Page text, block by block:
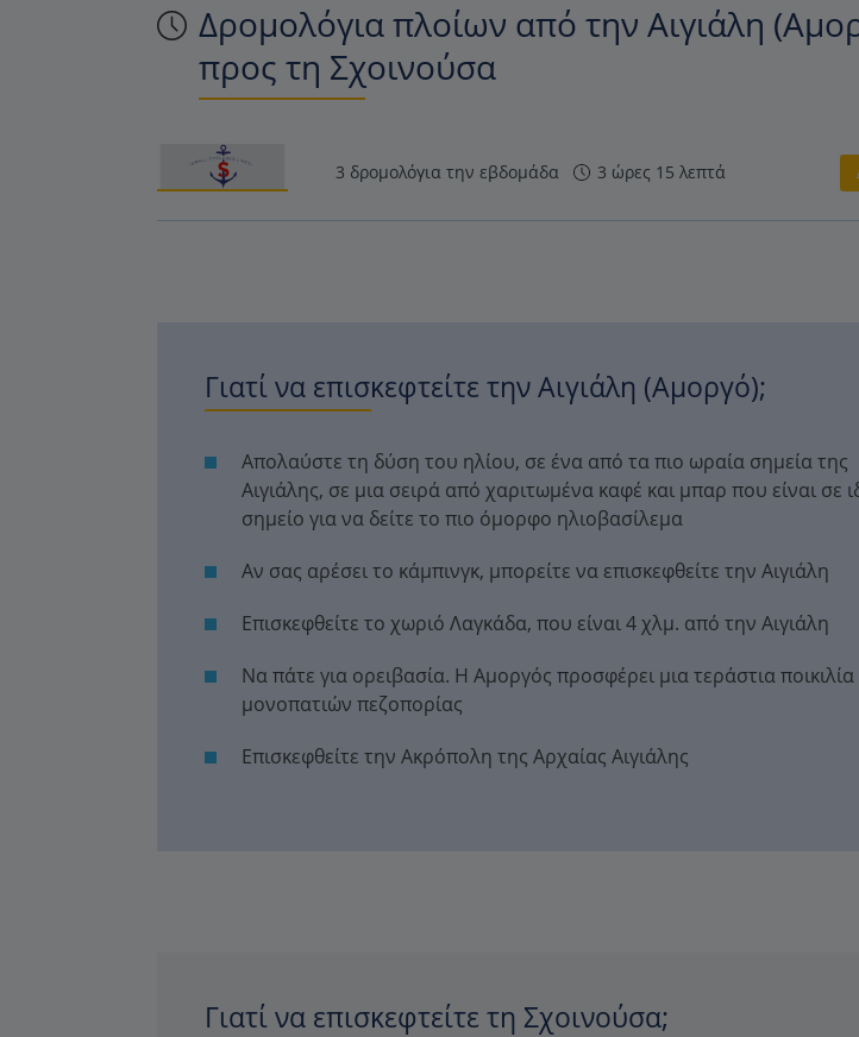
Δρομολόγια πλοίων από την Αιγιάλη
προς τη Σχοινούσα
3 δρομολόγια την εβδομάδα 3 ώρες 15 λεπτά
Γιατί να επισκεφτείτε την Αιγιάλη (Αμοργό);
Απολαύστε τη δύση του ηλίου, σε ένα από τα πιο ωραία σημεία της
Αιγιάλης, σε μια σειρά από χαριτωμένα καφέ και μπαρ που είναι σε
σημείο για να δείτε το πιο όμορφο ηλιοβασίλεμα
Αν σας αρέσει το κάμπινγκ, μπορείτε να επισκεφθείτε την Αιγιάλη
Επισκεφθείτε το χωριό Λαγκάδα, που είναι 4 χλμ. από την Αιγιάλη
Να πάτε για ορειβασία. Η Αμοργός προσφέρει μια τεράστια ποικιλία
μονοπατιών πεζοπορίας
Επισκεφθείτε την Ακρόπολη της Αρχαίας Αιγιάλης
Γιατί να επισκεφτείτε τη Σχοινούσα;